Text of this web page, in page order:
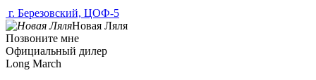
г. Березовский, ЦОФ-5
Новая Ляля
Позвоните мне
Официальный дилер
Long March